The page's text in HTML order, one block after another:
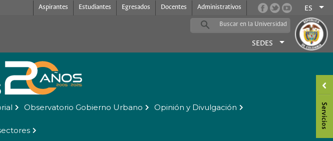
Aspirantes Estudiantes Egresados Docentes Administrativos ES
SEDES
Observatorio Gobierno Urbano Opinión y Divulgación